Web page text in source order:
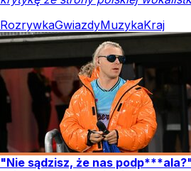
RozrywkaGwiazdyMuzykaKraj
"Nie sądzisz, że nas